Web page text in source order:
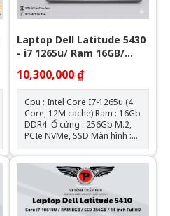
Laptop Dell Latitude 5430
- i7 1265u/ Ram 16GB/
Nvme 256GB/ 14" FHD
10,300,000 ₫
Cpu : Intel Core I7-1265u (4
Core, 12M cache) Ram : 16Gb
DDR4 Ổ cứng : 256Gb M.2,
PCIe NVMe, SSD Màn hình :
14″ FHD IPS (1920 x 1080) Đồ
họa : Intel® Iris® XE
Graphics Kết nối : 1 USB 3.2
port with PowerShare 2
Thunderbolt™ 4 ports with